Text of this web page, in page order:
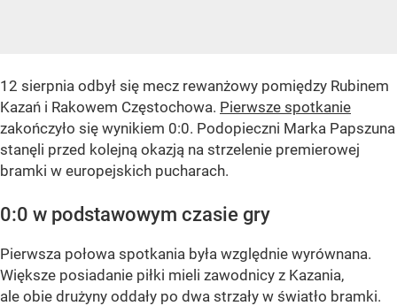
12 sierpnia odbył się mecz rewanżowy pomiędzy Rubinem
Kazań i Rakowem Częstochowa. Pierwsze spotkanie
zakończyło się wynikiem 0:0. Podopieczni Marka Papszuna
stanęli przed kolejną okazją na strzelenie premierowej
bramki w europejskich pucharach.
0:0 w podstawowym czasie gry
Pierwsza połowa spotkania była względnie wyrównana.
Większe posiadanie piłki mieli zawodnicy z Kazania,
ale obie drużyny oddały po dwa strzały w światło bramki.